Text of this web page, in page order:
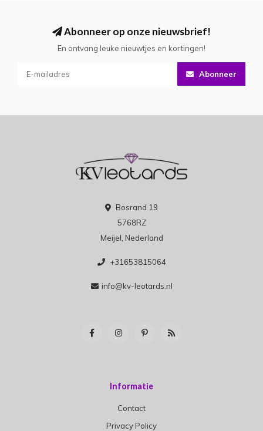
Abonneer op onze nieuwsbrief!
En ontvang leuke nieuwtjes en kortingen!
Abonneer
Bosrand 19
5768RZ
Meijel, Nederland
+31653815064
info@kv-leotards.nl
Informatie
Contact
Privacy Policy